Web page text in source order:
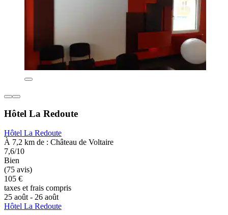
Hôtel La Redoute
Hôtel La Redoute
À 7,2 km de : Château de Voltaire
7,6/10
Bien
(75 avis)
105 €
taxes et frais compris
25 août - 26 août
Hôtel La Redoute